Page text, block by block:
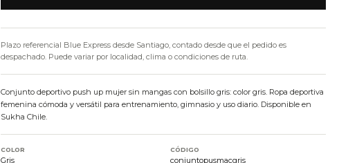
Plazo referencial Blue Express desde Santiago, contado desde que el pedido es
despachado. Puede variar por localidad, clima o condiciones de ruta.
Conjunto deportivo push up mujer sin mangas con bolsillo gris: color gris. Ropa deportiva
femenina cómoda y versátil para entrenamiento, gimnasio y uso diario. Disponible en
Sukha Chile.
COLOR
Gris
CÓDIGO
conjuntopusmacgris